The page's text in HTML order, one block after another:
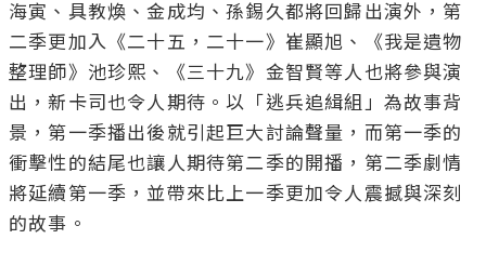
將延續第一季，並帶來比上一季更加令人震撼與深刻
的故事。